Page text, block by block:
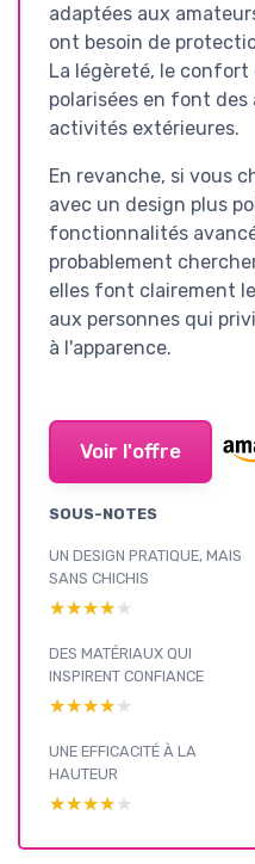
adaptées aux
ont besoin de
La légèreté, le
polarisées en font des
activités extérieures.
En revanche, si vous
avec un design plus
fonctionnalités
probablement
elles font clairement
aux personnes qui
à l'apparence.
Voir l'offre
SOUS-NOTES
UN DESIGN PRATIQUE, MAIS
SANS CHICHIS
★★★★★
★★★★★
DES MATÉRIAUX QUI
INSPIRENT CONFIANCE
★★★★★
★★★★★
UNE EFFICACITÉ À LA
HAUTEUR
★★★★★
★★★★★